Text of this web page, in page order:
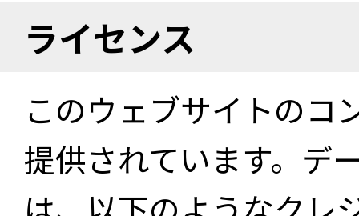
ライセンス
このウェブサイトのコ
提供されています。デ